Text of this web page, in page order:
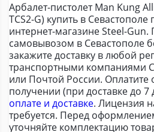
Арбалет-пистолет Man Kung
TCS2-G) купить в
интернет-магазине Steel-Gun.
самовывозом в Севастополе
закажите доставку в любой
транспортными компаниями
или Почтой России. Оплатите
получении (при доставке до 7
оплате и доставке. Лицензия
требуется. Перед
уточняйте комплектацию